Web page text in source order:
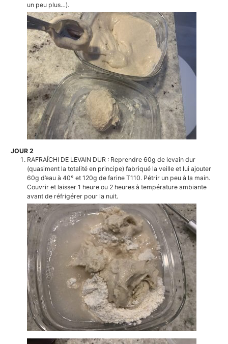
un peu plus…).
JOUR 2
RAFRAÎCHI DE LEVAIN DUR : Reprendre 60g de levain dur
(quasiment la totalité en principe) fabriqué la veille et lui ajouter
60g d’eau à 40° et 120g de farine T110. Pétrir un peu à la main.
Couvrir et laisser 1 heure ou 2 heures à température ambiante
avant de réfrigérer pour la nuit.